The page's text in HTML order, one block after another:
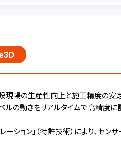
現場の生産性向上と施工精度の
ルの動きをリアルタイムで高精度
ション」（特許技術）により、セ